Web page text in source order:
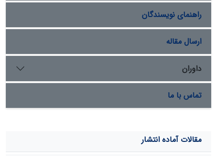
راهنمای نویسندگان
ارسال مقاله
داوران
تماس با ما
مقالات آماده انتشار